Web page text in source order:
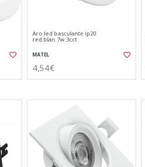
Aro led basculante ip20
red.blan.7w.3cct
MATEL
4,54€